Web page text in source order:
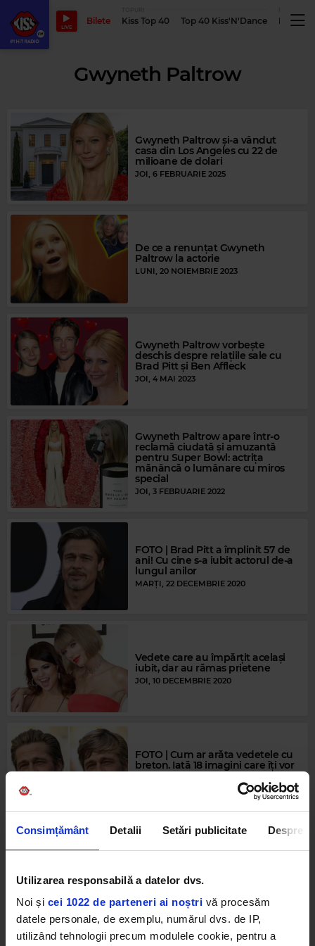
Consimțământ Detalii Setări publicitate Despre
Utilizarea responsabilă a datelor dvs.
Noi și cei 1022 de parteneri ai noștri vă procesăm
datele personale, de exemplu, numărul dvs. de IP,
utilizând tehnologii precum modulele cookie, pentru a
LIVE
Bilete Kiss Top 40 Top 40 Kiss'N'Dance
Gwyneth Paltrow
Gwyneth Paltrow și-a vândut
casa din Los Angeles cu 22 de
milioane de dolari
JOI, 6 FEBRUARIE 2025
De ce a renunțat Gwyneth
Paltrow la actorie
LUNI, 20 NOIEMBRIE 2023
Gwyneth Paltrow vorbește
deschis despre relațiile sale cu
Brad Pitt și Ben Affleck
JOI, 4 MAI 2023
Gwyneth Paltrow apare într-o
reclamă ciudată și amuzantă
pentru Super Bowl: actrița
mănâncă o lumânare cu miros
special
JOI, 3 FEBRUARIE 2022
FOTO | Brad Pitt a împlinit 57 de
ani! Cu cine s-a iubit actorul de-a
lungul anilor
MARȚI, 22 DECEMBRIE 2020
Vedete care au împărțit același
iubit, dar au rămas prietene
JOI, 10 DECEMBRIE 2020
FOTO | Cum ar arăta vedetele cu
breton. Iată 18 imagini care îți vor
face ziua mai bună!
fotografii care îți vor înveseli ziua!